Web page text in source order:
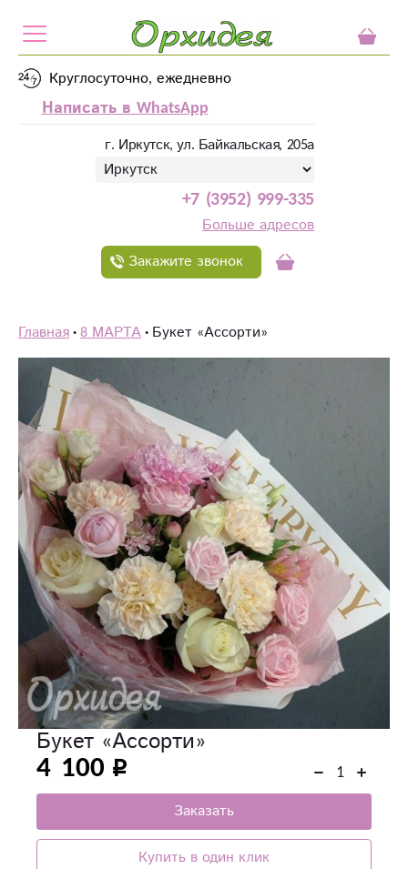
Круглосуточно, ежедневно
Написать в WhatsApp
г. Иркутск, ул. Байкальская, 205а
+7 (3952) 999-335
Больше адресов
Закажите звонок
Главная 8 МАРТА Букет «Ассорти»
Букет «Ассорти»
4 100
Заказать
Купить в один клик